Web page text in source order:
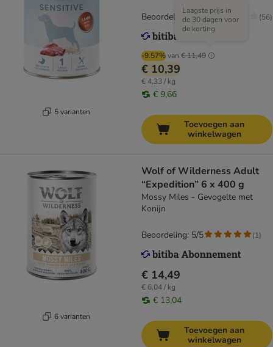
5 varianten
-9.57%van € 11,49
Laagste prijs in
de 30 dagen voor
de korting
€ 10,39
€ 4,33 / kg
€ 9,66
Beoordeling: 4.3/5 (56)
Toevoegen aan
winkelwagen
6 varianten
Wolf of Wilderness Adult
“Expedition” 6 x 400 g
Mossy Miles - Gevogelte met
Konijn
€ 14,49
€ 6,04 / kg
€ 13,04
Beoordeling: 5/5 (1)
Toevoegen aan
winkelwagen